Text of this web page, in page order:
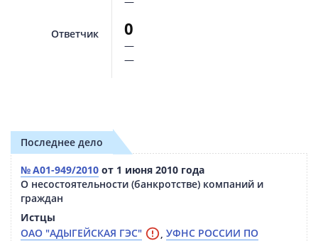
Ответчик 0
—
—
Последнее дело
№ А01-949/2010 от 1 июня 2010 года
О несостоятельности (банкротстве) компаний и
граждан
Истцы
ОАО "АДЫГЕЙСКАЯ ГЭС"
УФНС РОССИИ ПО